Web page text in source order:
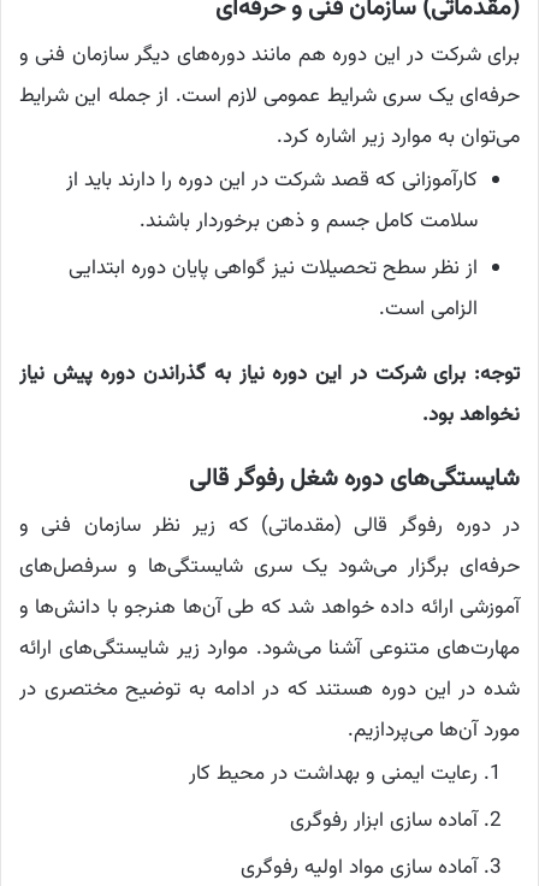
(مقدماتی) سازمان فنی و حرفه‌ای
برای شرکت در این دوره هم مانند دوره‌های دیگر سازمان فنی و
حرفه‌ای یک سری شرایط عمومی لازم است. از جمله این شرایط
می‌توان به موارد زیر اشاره کرد.
کارآموزانی که قصد شرکت در این دوره را دارند باید از
سلامت کامل جسم و ذهن برخوردار باشند.
از نظر سطح تحصیلات نیز گواهی پایان دوره ابتدایی
الزامی است.
توجه: برای شرکت در این دوره نیاز به گذراندن دوره پیش نیاز
نخواهد بود.
شایستگی‌های دوره شغل رفوگر قالی
در دوره رفوگر قالی (مقدماتی) که زیر نظر سازمان فنی و
حرفه‌ای برگزار می‌شود یک سری شایستگی‌ها و سرفصل‌های
آموزشی ارائه داده خواهد شد که طی آن‌ها هنرجو با دانش‌ها و
مهارت‌های متنوعی آشنا می‌شود. موارد زیر شایستگی‌های ارائه
شده در این دوره هستند که در ادامه به توضیح مختصری در
مورد آن‌ها می‌پردازیم.
رعایت ایمنی و بهداشت در محیط کار
آماده سازی ابزار رفوگری
آماده سازی مواد اولیه رفوگری